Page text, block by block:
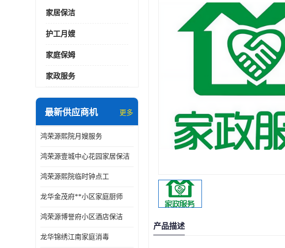
家居保洁
护工月嫂
家庭保姆
家政服务
最新供应商机 更多
鸿荣源熙院月嫂服务
鸿荣源壹城中心花园家居保洁
鸿荣源熙院临时钟点工
龙华金茂府**小区家庭厨师
鸿荣源博誉府小区酒店保洁
龙华锦绣江南家庭消毒
产品描述